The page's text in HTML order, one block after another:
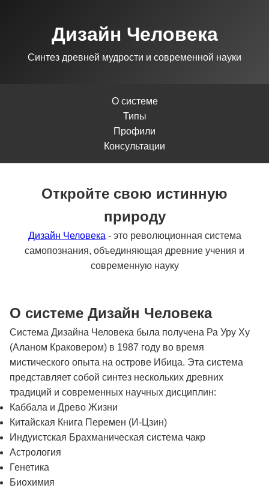
Дизайн Человека
Синтез древней мудрости и современной науки
О системе
Типы
Профили
Консультации
Откройте свою истинную
природу
Дизайн Человека - это революционная система
самопознания, объединяющая древние учения и
современную науку
О системе Дизайн Человека
Система Дизайна Человека была получена Ра Уру Ху
(Аланом Краковером) в 1987 году во время
мистического опыта на острове Ибица. Эта система
представляет собой синтез нескольких древних
традиций и современных научных дисциплин:
Каббала и Древо Жизни
Китайская Книга Перемен (И-Цзин)
Индуистская Брахманическая система чакр
Астрология
Генетика
Биохимия